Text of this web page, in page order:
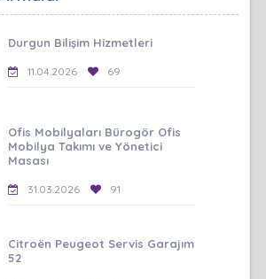
Durgun Bilişim Hizmetleri
11.04.2026 69
Ofis Mobilyaları Bürogör Ofis
Mobilya Takımı ve Yönetici
Masası
31.03.2026 91
Citroën Peugeot Servis Garajım
52